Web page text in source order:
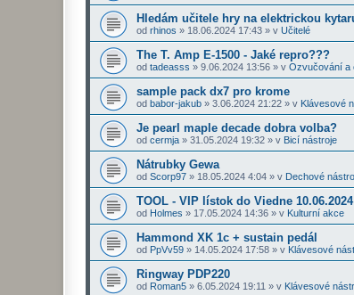
Hledám učitele hry na elektrickou
od rhinos » 18.06.2024 17:43 » v Učitelé
The T. Amp E-1500 - Jaké repro???
od tadeasss » 9.06.2024 13:56 » v Ozvučování a
sample pack dx7 pro krome
od babor-jakub » 3.06.2024 21:22 » v Klávesové
Je pearl maple decade dobra volba?
od cermja » 31.05.2024 19:32 » v Bicí nástroje
Nátrubky Gewa
od Scorp97 » 18.05.2024 4:04 » v Dechové
TOOL - VIP lístok do Viedne
od Holmes » 17.05.2024 14:36 » v Kulturní akce
Hammond XK 1c + sustain pedál
od PpVv59 » 14.05.2024 17:58 » v Klávesové
Ringway PDP220
od Roman5 » 6.05.2024 19:11 » v Klávesové